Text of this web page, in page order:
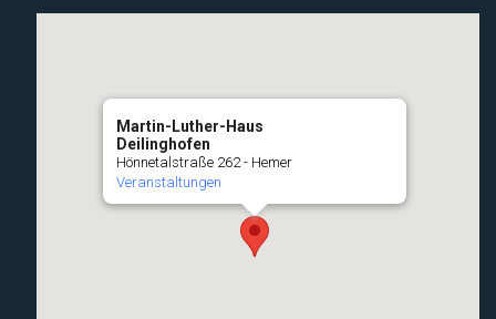
Martin-Luther-Haus
Deilinghofen
Hönnetalstraße 262 - Hemer
Veranstaltungen